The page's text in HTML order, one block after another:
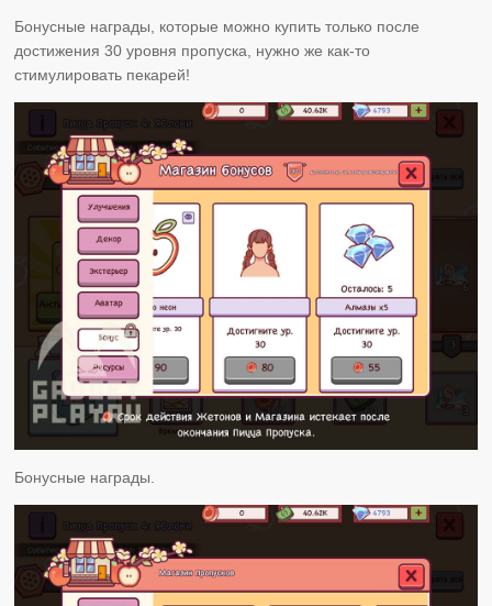
Бонусные награды, которые можно купить только после
достижения 30 уровня пропуска, нужно же как-то
стимулировать пекарей!
Бонусные награды.